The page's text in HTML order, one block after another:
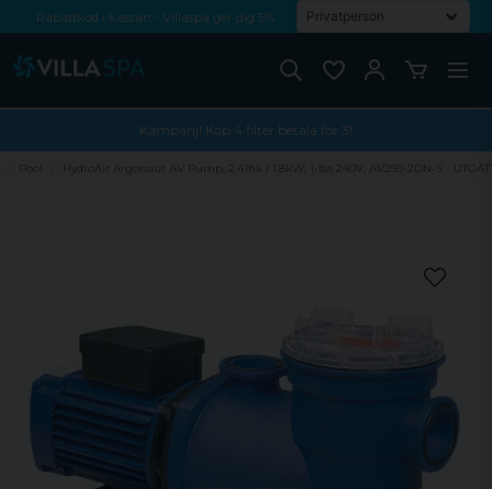
Rabattkod i kassan - Villaspa ger dig 5%
Kampanj! Köp 4 filter betala för 3!
HydroAir Argonaut AV Pump, 2.41hk / 1.8kW, 1-fas 240V, AV250-2DN-S -